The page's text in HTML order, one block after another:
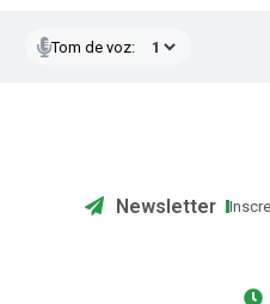
Tom de voz:
Newsletter